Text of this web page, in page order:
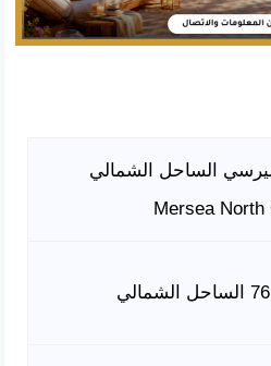
الساحل الشمالي
Mersea North